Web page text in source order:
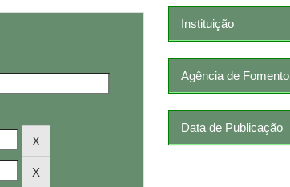
Instituição
Agência de Fomento
Data de Publicação